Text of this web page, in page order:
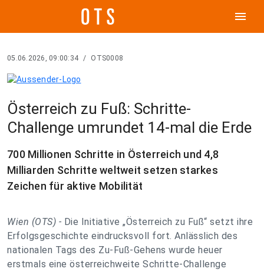
menu
05.06.2026, 09:00:34 / OTS0008
Österreich zu Fuß: Schritte-
Challenge umrundet 14-mal die Erde
700 Millionen Schritte in Österreich und 4,8
Milliarden Schritte weltweit setzen starkes
Zeichen für aktive Mobilität
Wien (OTS) - Die Initiative „Österreich zu Fuß“ setzt ihre
Erfolgsgeschichte eindrucksvoll fort. Anlässlich des
nationalen Tags des Zu-Fuß-Gehens wurde heuer
erstmals eine österreichweite Schritte-Challenge